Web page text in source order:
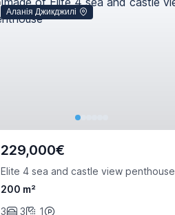
Аланія Джикджилі
229,000€
Elite 4 sea and castle view penthouse
200 m²
3
3 1